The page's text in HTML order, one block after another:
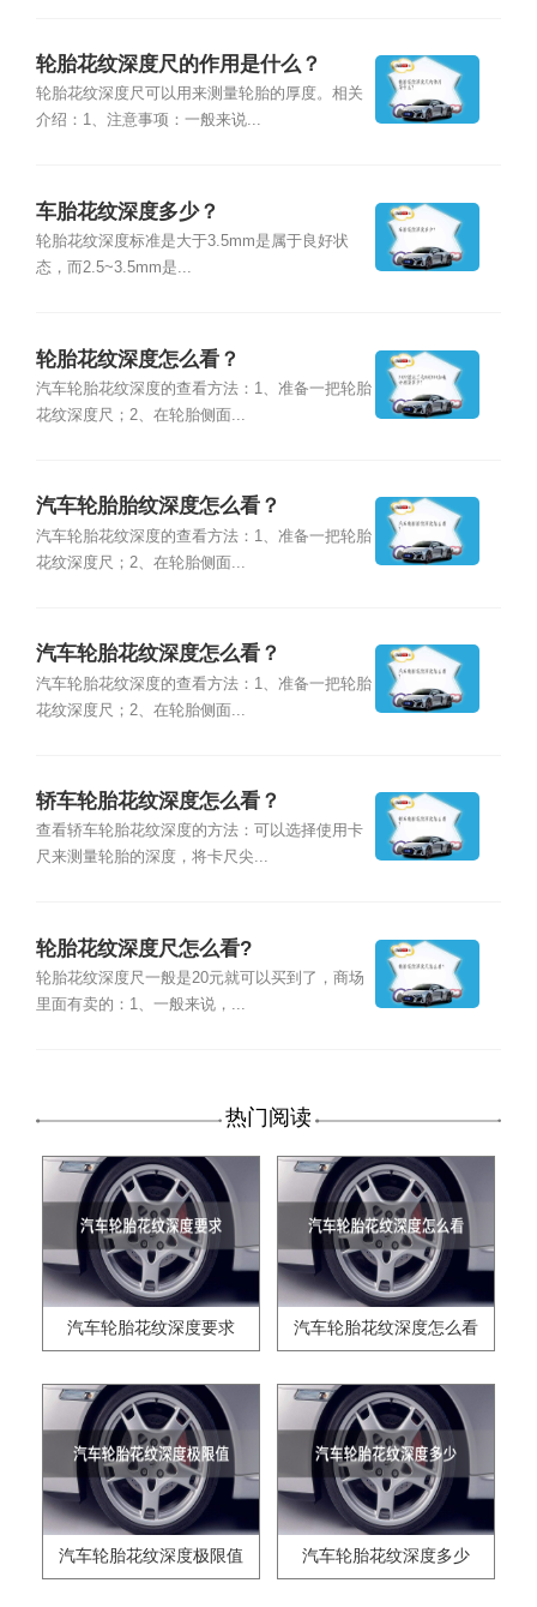
轮胎花纹深度尺的作用是什么？
轮胎花纹深度尺可以用来测量轮胎的厚度。相关
介绍：1、注意事项：一般来说...
车胎花纹深度多少？
轮胎花纹深度标准是大于3.5mm是属于良好状
态，而2.5~3.5mm是...
轮胎花纹深度怎么看？
汽车轮胎花纹深度的查看方法：1、准备一把轮胎
花纹深度尺；2、在轮胎侧面...
汽车轮胎胎纹深度怎么看？
汽车轮胎花纹深度的查看方法：1、准备一把轮胎
花纹深度尺；2、在轮胎侧面...
汽车轮胎花纹深度怎么看？
汽车轮胎花纹深度的查看方法：1、准备一把轮胎
花纹深度尺；2、在轮胎侧面...
轿车轮胎花纹深度怎么看？
查看轿车轮胎花纹深度的方法：可以选择使用卡
尺来测量轮胎的深度，将卡尺尖...
轮胎花纹深度尺怎么看?
轮胎花纹深度尺一般是20元就可以买到了，商场
里面有卖的：1、一般来说，...
热门阅读
汽车轮胎花纹深度要求 汽车轮胎花纹深度怎么看
汽车轮胎花纹深度极限值 汽车轮胎花纹深度多少